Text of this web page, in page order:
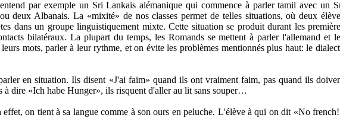
par exemple un Sri Lankais alémanique qui commence à parler tamil avec un
deux Albanais. La «mixité» de nos classes permet de telles situations, où deux
dans un groupe linguistiquement mixte. Cette situation se produit durant les
bilatéraux. La plupart du temps, les Romands se mettent à parler l'allemand et
mots, parler à leur rythme, et on évite les problèmes mentionnés plus haut: le
en situation. Ils disent «J'ai faim» quand ils ont vraiment faim, pas quand ils
à dire «Ich habe Hunger», ils risquent d'aller au lit sans souper…
on tient à sa langue comme à son ours en peluche. L'élève à qui on dit «No